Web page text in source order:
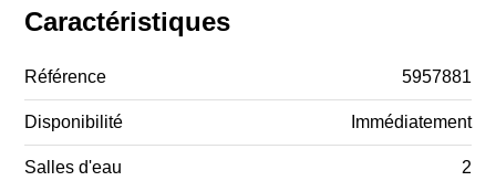
Caractéristiques
Référence 5957881
Disponibilité Immédiatement
Salles d'eau 2